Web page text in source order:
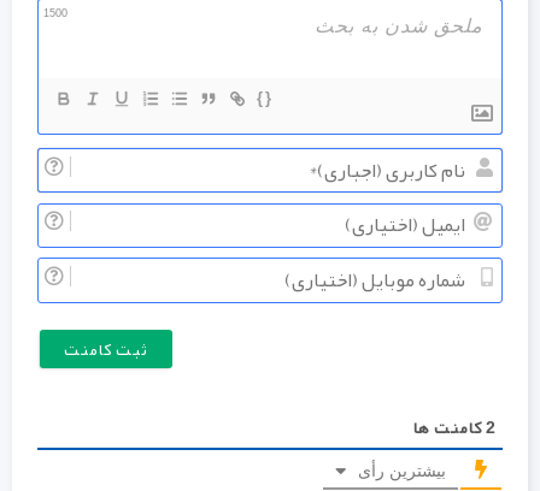
نام
کاربری
ایمیل
شماره
موبایل
کامنت ها
بیشترین رأی